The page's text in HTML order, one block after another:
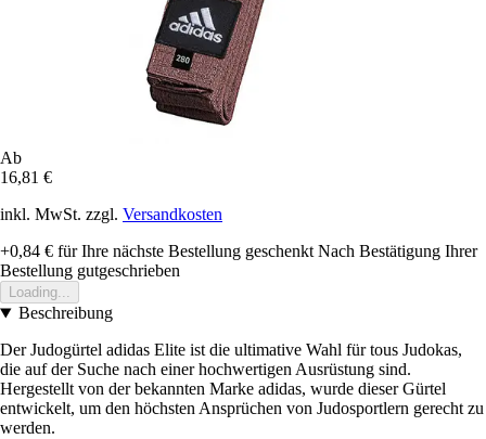
Ab
16,81 €
inkl. MwSt. zzgl. Versandkosten
+0,84 € für Ihre nächste Bestellung geschenkt Nach Bestätigung Ihrer
Bestellung gutgeschrieben
Loading...
Beschreibung
Der Judogürtel adidas Elite ist die ultimative Wahl für tous Judokas,
die auf der Suche nach einer hochwertigen Ausrüstung sind.
Hergestellt von der bekannten Marke adidas, wurde dieser Gürtel
entwickelt, um den höchsten Ansprüchen von Judosportlern gerecht zu
werden.